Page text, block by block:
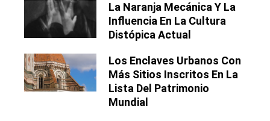
La Naranja Mecánica Y La
Influencia En La Cultura
Distópica Actual
Los Enclaves Urbanos Con
Más Sitios Inscritos En La
Lista Del Patrimonio
Mundial